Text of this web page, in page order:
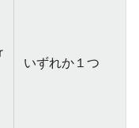
いずれか１つ